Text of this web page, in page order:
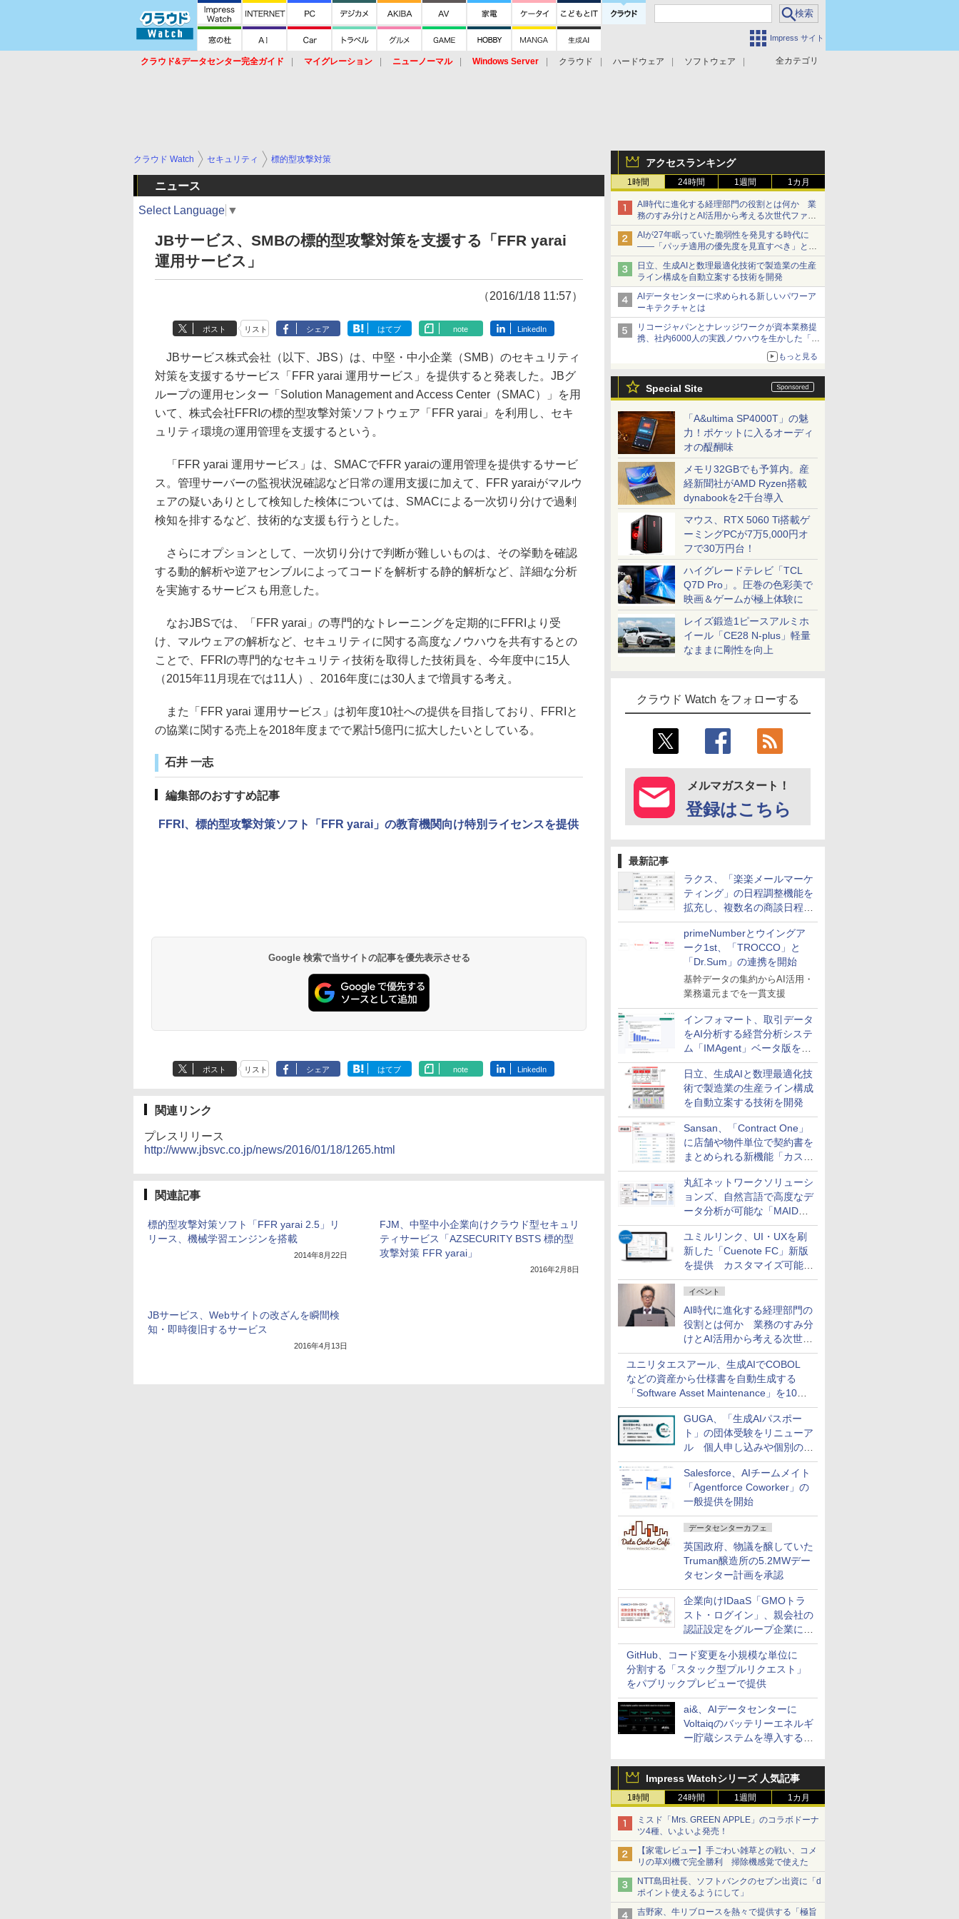
Impress サイト
全カテゴリ
クラウド&データセンター完全ガイド マイグレーション ニューノーマル Windows Server クラウド ハードウェア
ソフトウェア
アクセスランキング
1時間 24時間 1週間 1カ月
AI時代に進化する経理部門の役割とは何か 業
務のすみ分けとAI活用から考える次世代ファイ
ナンス戦略
AIが27年眠っていた脆弱性を発見する時代に
――「パッチ適用の優先度を見直すべき」とセ
キュリティ専門家
日立、生成AIと数理最適化技術で製造業の生産
ライン構成を自動立案する技術を開発
AIデータセンターに求められる新しいパワーア
ーキテクチャとは
リコージャパンとナレッジワークが資本業務提
携、社内6000人の実践ノウハウを生かした「AI
もっと見る
Special Site
「A&ultima SP4000T」の魅
力！ポケットに入るオーディ
オの醍醐味
メモリ32GBでも予算内。産
経新聞社がAMD Ryzen搭載
dynabookを2千台導入
マウス、RTX 5060 Ti搭載ゲ
ーミングPCが7万5,000円オ
フで30万円台！
ハイグレードテレビ「TCL
Q7D Pro」。圧巻の色彩美で
映画＆ゲームが極上体験に
レイズ鍛造1ピースアルミホ
イール「CE28 N-plus」軽量
なままに剛性を向上
クラウド Watch をフォローする
メルマガスタート！
登録はこちら
最新記事
ラクス、「楽楽メールマーケ
ティング」の日程調整機能を
拡充し、複数名の商談日程調
整を効率化
primeNumberとウイングア
ーク1st、「TROCCO」と
「Dr.Sum」の連携を開始
基幹データの集約からAI活用・
業務還元までを一貫支援
インフォマート、取引データ
をAI分析する経営分析システ
ム「IMAgent」ベータ版を提
供
日立、生成AIと数理最適化技
術で製造業の生産ライン構成
を自動立案する技術を開発
Sansan、「Contract One」
に店舗や物件単位で契約書を
まとめられる新機能「カスタ
ム契約ツリー」を追加
丸紅ネットワークソリューシ
ョンズ、自然言語で高度なデ
ータ分析が可能な「MAIDOA
AI ASSIST」を9月より提供
ユミルリンク、UI・UXを刷
新した「Cuenote FC」新版
を提供 カスタマイズ可能な
ダッシュボード画面を搭載
イベント
AI時代に進化する経理部門の
役割とは何か 業務のすみ分
けとAI活用から考える次世代
ファイナンス戦略
ユニリタエスアール、生成AIでCOBOL
などの資産から仕様書を自動生成する
「Software Asset Maintenance」を10月
に発売
GUGA、「生成AIパスポー
ト」の団体受験をリニューア
ル 個人申し込みや個別の支
払いなどに対応
Salesforce、AIチームメイト
「Agentforce Coworker」の
一般提供を開始
データセンターカフェ
英国政府、物議を醸していた
Truman醸造所の5.2MWデー
タセンター計画を承認
企業向けIDaaS「GMOトラ
スト・ログイン」、親会社の
認証設定をグループ企業に展
開できる新機能を提供
GitHub、コード変更を小規模な単位に
分割する「スタック型プルリクエスト」
をパブリックプレビューで提供
ai&、AIデータセンターに
Voltaiqのバッテリーエネルギ
ー貯蔵システムを導入する計
Impress Watchシリーズ 人気記事
1時間 24時間 1週間 1カ月
ミスド「Mrs. GREEN APPLE」のコラボドーナ
ツ4種、いよいよ発売！
【家電レビュー】手ごわい雑草との戦い、コメ
リの草刈機で完全勝利 掃除機感覚で使えた
NTT島田社長、ソフトバンクのセブン出資に「d
ポイント使えるようにして」
吉野家、牛リブロースを熱々で提供する「極旨
クラウド Watch セキュリティ 標的型攻撃対策
ニュース
Select Language ▼
JBサービス、SMBの標的型攻撃対策を支援する「FFR yarai
運用サービス」
（2016/1/18 11:57）
ポスト リスト シェア はてブ note LinkedIn
JBサービス株式会社（以下、JBS）は、中堅・中小企業（SMB）のセキュリティ
対策を支援するサービス「FFR yarai 運用サービス」を提供すると発表した。JBグ
ループの運用センター「Solution Management and Access Center（SMAC）」を用
いて、株式会社FFRIの標的型攻撃対策ソフトウェア「FFR yarai」を利用し、セキ
ュリティ環境の運用管理を支援するという。
「FFR yarai 運用サービス」は、SMACでFFR yaraiの運用管理を提供するサービ
ス。管理サーバーの監視状況確認など日常の運用支援に加えて、FFR yaraiがマルウ
ェアの疑いありとして検知した検体については、SMACによる一次切り分けで過剰
検知を排するなど、技術的な支援も行うとした。
さらにオプションとして、一次切り分けで判断が難しいものは、その挙動を確認
する動的解析や逆アセンブルによってコードを解析する静的解析など、詳細な分析
を実施するサービスも用意した。
なおJBSでは、「FFR yarai」の専門的なトレーニングを定期的にFFRIより受
け、マルウェアの解析など、セキュリティに関する高度なノウハウを共有するとの
ことで、FFRIの専門的なセキュリティ技術を取得した技術員を、今年度中に15人
（2015年11月現在では11人）、2016年度には30人まで増員する考え。
また「FFR yarai 運用サービス」は初年度10社への提供を目指しており、FFRIと
の協業に関する売上を2018年度までで累計5億円に拡大したいとしている。
石井 一志
編集部のおすすめ記事
FFRI、標的型攻撃対策ソフト「FFR yarai」の教育機関向け特別ライセンスを提供
Google 検索で当サイトの記事を優先表示させる
ポスト リスト シェア はてブ note LinkedIn
関連リンク
プレスリリース
http://www.jbsvc.co.jp/news/2016/01/18/1265.html
関連記事
標的型攻撃対策ソフト「FFR yarai 2.5」リ
リース、機械学習エンジンを搭載
2014年8月22日
FJM、中堅中小企業向けクラウド型セキュリ
ティサービス「AZSECURITY BSTS 標的型
攻撃対策 FFR yarai」
2016年2月8日
JBサービス、Webサイトの改ざんを瞬間検
知・即時復旧するサービス
2016年4月13日